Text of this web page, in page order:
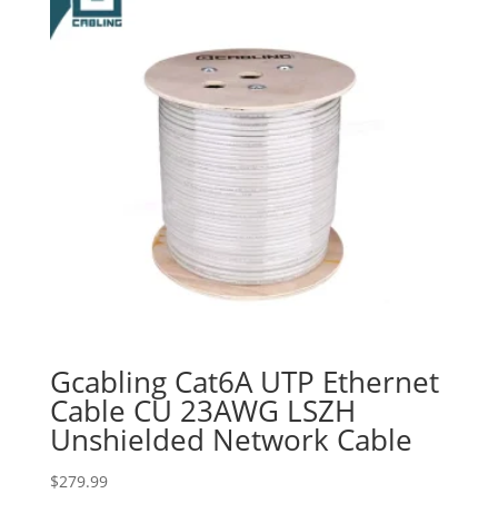
Gcabling Cat6A UTP Ethernet
Cable CU 23AWG LSZH
Unshielded Network Cable
$279.99